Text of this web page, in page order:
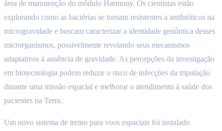
área de manutenção do módulo Harmony. Os cientistas estão
explorando como as bactérias se tornam resistentes a antibióticos na
microgravidade e buscam caracterizar a identidade genômica desses
microrganismos, possivelmente revelando seus mecanismos
adaptativos à ausência de gravidade. As percepções da investigação
em biotecnologia podem reduzir o risco de infecções da tripulação
durante uma missão espacial e melhorar o atendimento à saúde dos
pacientes na Terra.
Um novo sistema de treino para voos espaciais foi instalado